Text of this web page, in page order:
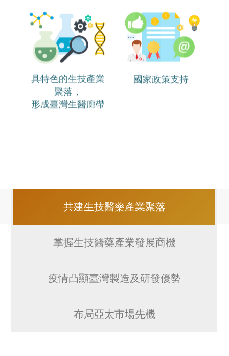
具特色的生技產業
聚落，
形成臺灣生醫廊帶
國家政策支持
共建生技醫藥產業聚落
掌握生技醫藥產業發展商機
疫情凸顯臺灣製造及研發優勢
布局亞太市場先機